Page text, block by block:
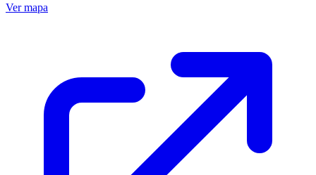
Ver mapa